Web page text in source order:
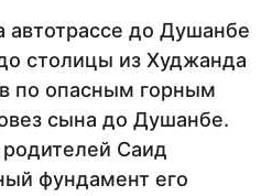
автотрассе до Душанбе
столицы из Худжанда
по опасным горным
сына до Душанбе.
родителей Саид
фундамент его